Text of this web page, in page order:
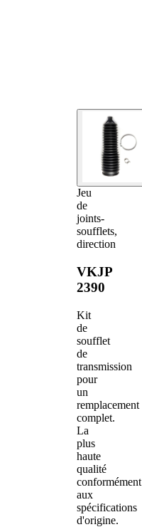
Jeu
de
joints-
soufflets,
direction
VKJP
2390
Kit
de
soufflet
de
transmission
pour
un
remplacement
complet.
La
plus
haute
qualité
conformément
aux
spécifications
d'origine.